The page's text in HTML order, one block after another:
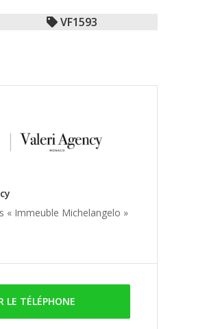
VF1593
« Immeuble Michelangelo »
LE TÉLÉPHONE